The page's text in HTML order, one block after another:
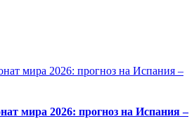
мира 2026: прогноз на Испания –